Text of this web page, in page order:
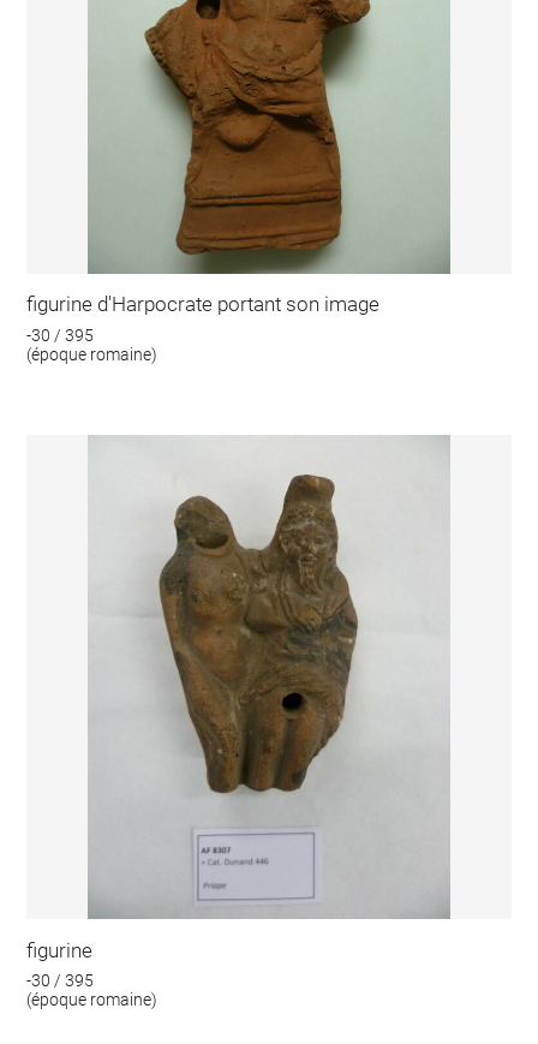
figurine d'Harpocrate portant son image
-30 / 395
(époque romaine)
figurine
-30 / 395
(époque romaine)